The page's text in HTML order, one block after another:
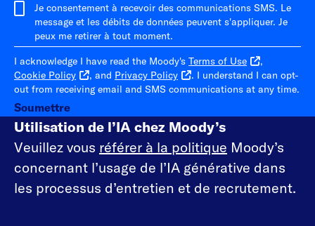
Je consentement à recevoir des communications SMS. Le
message et les débits de données peuvent s'appliquer. Je
peux me retirer à tout moment.
I acknowledge I have read the Moody's Terms of Use
,
Cookie Policy
, and Privacy Policy
. I understand I can opt-
out from receiving email and SMS communications at any time.
Soumettre
Utilisation de l’IA chez Moody’s
Veuillez vous référer à la politique Moody’s
concernant l’usage de l’IA générative dans
les processus d’entretien et de recrutement.